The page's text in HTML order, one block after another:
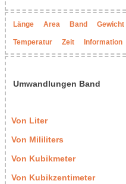
Länge Area Band Gewicht
Temperatur Zeit Information
Umwandlungen Band
Von Liter
Von Mililiters
Von Kubikmeter
Von Kubikzentimeter